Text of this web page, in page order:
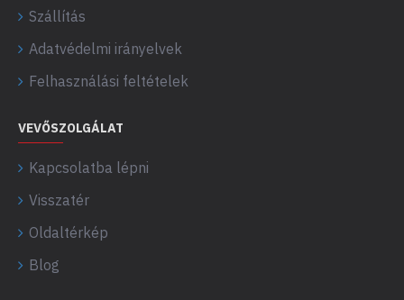
Szállítás
Adatvédelmi irányelvek
Felhasználási feltételek
VEVŐSZOLGÁLAT
Kapcsolatba lépni
Visszatér
Oldaltérkép
Blog